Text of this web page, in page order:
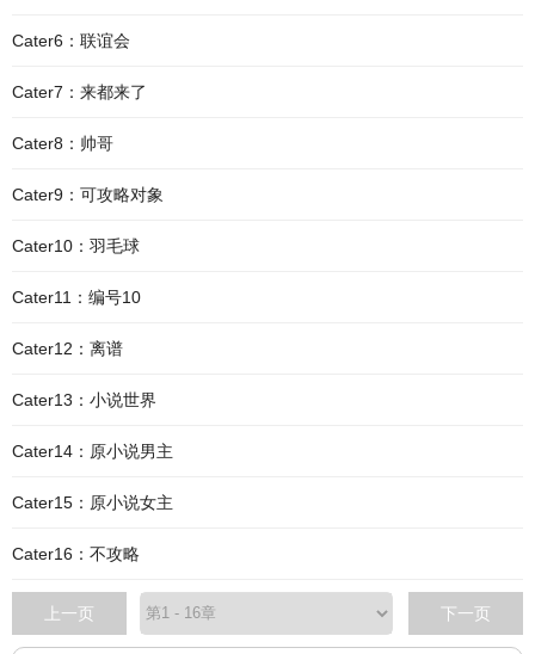
Cater6：联谊会
Cater7：来都来了
Cater8：帅哥
Cater9：可攻略对象
Cater10：羽毛球
Cater11：编号10
Cater12：离谱
Cater13：小说世界
Cater14：原小说男主
Cater15：原小说女主
Cater16：不攻略
上一页 下一页